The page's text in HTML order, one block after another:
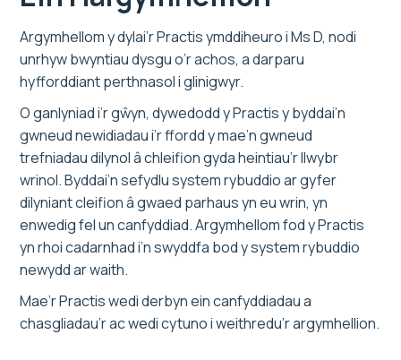
Argymhellom y dylai’r Practis ymddiheuro i Ms D, nodi
unrhyw bwyntiau dysgu o’r achos, a darparu
hyfforddiant perthnasol i glinigwyr.
O ganlyniad i’r gŵyn, dywedodd y Practis y byddai’n
gwneud newidiadau i’r ffordd y mae’n gwneud
trefniadau dilynol â chleifion gyda heintiau’r llwybr
wrinol. Byddai’n sefydlu system rybuddio ar gyfer
dilyniant cleifion â gwaed parhaus yn eu wrin, yn
enwedig fel un canfyddiad. Argymhellom fod y Practis
yn rhoi cadarnhad i’n swyddfa bod y system rybuddio
newydd ar waith.
Mae’r Practis wedi derbyn ein canfyddiadau a
chasgliadau’r ac wedi cytuno i weithredu’r argymhellion.